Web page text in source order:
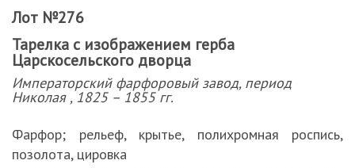
Лот №276
Тарелка с изображением герба
Царскосельского дворца
Императорский фарфоровый завод, период
Николая , 1825 – 1855 гг.
Фарфор; рельеф, крытье, полихромная роспись,
позолота, цировка